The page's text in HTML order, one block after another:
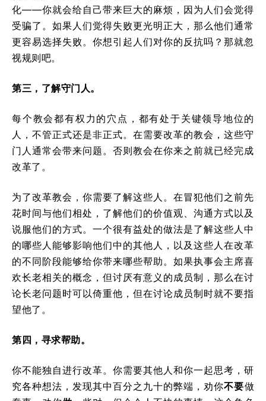
化——你就会给自己带来巨大的麻烦，因为人们会觉得
受骗了。如果人们觉得失败更光明正大，那么他们通常
更容易选择失败。你想引起人们对你的反抗吗？那就忽
视规则吧。
第三，了解守门人。
每个教会都有权力的穴点，都有处于关键领导地位的
人，不管正式还是非正式。在需要改革的教会，这些守
门人通常会带来问题。否则教会在你来之前就已经完成
改革了。
为了改革教会，你需要了解这些人。在冒犯他们之前先
花时间与他们相处，了解他们的价值观、沟通方式以及
说服他们的方式。一个很有益处的做法是了解这些人中
的哪些人能够影响他们中的其他人，以及这些人在改革
的不同阶段能够给你带来哪些帮助。如果执事会主席喜
欢长老相关的概念，但讨厌有意义的成员制，那么在讨
论长老问题时可以倚重他，但在讨论成员制时就不要指
望他了。
第四，寻求帮助。
你不能独自进行改革。你需要其他人和你一起思考，研
究各种想法，发现其中百分之九十的弊端，劝你不要做